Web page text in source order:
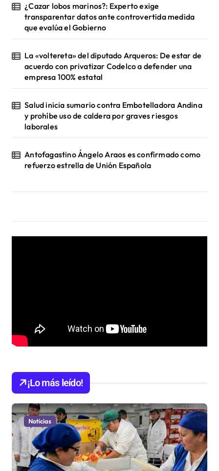
¿Cazar lobos marinos?: Experto exige
transparentar datos ante controvertida medida
que evalúa el Gobierno
La «voltereta» del diputado Arqueros: De estar de
acuerdo con privatizar Codelco a defender una
empresa 100% estatal
Salud inicia sumario contra Embotelladora Andina
y prohíbe uso de caldera por graves riesgos
laborales
Antofagastino Ángelo Araos es confirmado como
refuerzo estrella de Unión Española
¡Lo más leído!
Noticias